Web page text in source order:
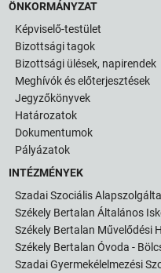
ÖNKORMÁNYZAT
Képviselő-testület
Bizottsági tagok
Bizottsági ülések, napirendek
Meghívók és előterjesztések
Jegyzőkönyvek
Határozatok
Dokumentumok
Pályázatok
INTÉZMÉNYEK
Szadai Szociális
Székely Bertalan Általános
Székely Bertalan Művelődési
Székely Bertalan Óvoda -
Szadai Gyermekélelmezési